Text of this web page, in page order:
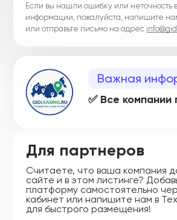
Если вы нашли ошибку или неточность
информации, пожалуйста, напишите
или отправьте письмо на адрес
Важная
✅ Все
Для партнеров
Считаете, что ваша компания
сайте и в этом листинге?
платформу самостоятельно
кабинет или напишите нам в
для быстрого размещения!